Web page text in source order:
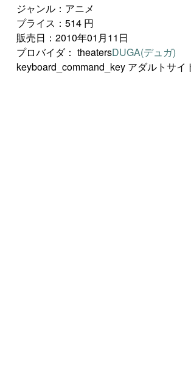
ジャンル：アニメ
プライス：514 円
販売日：2010年01月11日
プロバイダ： theatersDUGA(デュガ)
keyboard_command_keyアダルトサイ